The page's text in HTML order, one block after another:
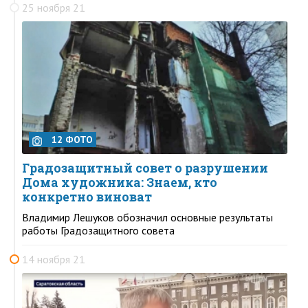
25 ноября 21
12 ФОТО
Градозащитный совет о разрушении
Дома художника: Знаем, кто
конкретно виноват
Владимир Лешуков обозначил основные результаты
работы Градозащитного совета
14 ноября 21